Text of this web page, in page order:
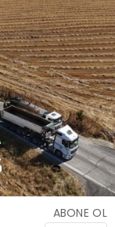
ABONE OL